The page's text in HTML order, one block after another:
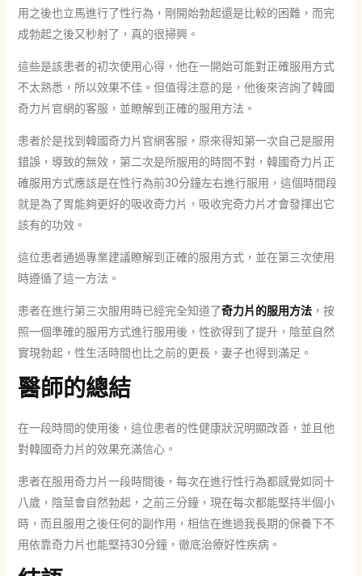
用之後也立馬進行了性行為，剛開始勃起還是比較的困難，而完
成勃起之後又秒射了，真的很掃興。
這些是該患者的初次使用心得，他在一開始可能對正確服用方式
不太熟悉，所以效果不佳。但值得注意的是，他後來咨詢了韓國
奇力片官網的客服，並瞭解到正確的服用方法。
患者於是找到韓國奇力片官網客服，原來得知第一次自己是服用
錯誤，導致的無效，第二次是所服用的時間不對，韓國奇力片正
確服用方式應該是在性行為前30分鐘左右進行服用，這個時間段
就是為了胃能夠更好的吸收奇力片，吸收完奇力片才會發揮出它
該有的功效。
這位患者通過專業建議瞭解到正確的服用方式，並在第三次使用
時遵循了這一方法。
患者在進行第三次服用時已經完全知道了奇力片的服用方法，按
照一個準確的服用方式進行服用後，性欲得到了提升，陰莖自然
實現勃起，性生活時間也比之前的更長，妻子也得到滿足。
醫師的總結
在一段時間的使用後，這位患者的性健康狀況明顯改善，並且他
對韓國奇力片的效果充滿信心。
患者在服用奇力片一段時間後，每次在進行性行為都感覺如同十
八歲，陰莖會自然勃起，之前三分鐘，現在每次都能堅持半個小
時，而且服用之後任何的副作用，相信在進過我長期的保養下不
用依靠奇力片也能堅持30分鐘，徹底治療好性疾病。